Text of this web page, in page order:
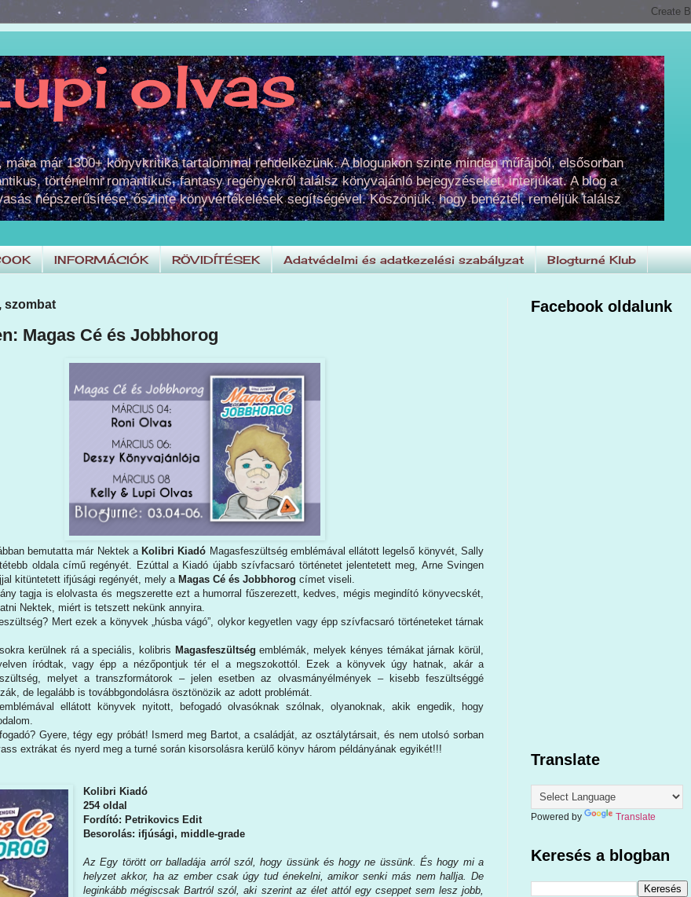
olvas
már 1300+ könyvkritika tartalommal rendelkezünk. A blogunkon szinte minden műfajból, elsősorban
történelmi romantikus, fantasy regényekről találsz könyvajánló bejegyzéseket, interjúkat. A blog a
népszerűsítése, őszinte könyvértékelések segítségével. Köszönjük, hogy benéztél, reméljük találsz
INFORMÁCIÓK RÖVIDÍTÉSEK Adatvédelmi és adatkezelési szabályzat Blogturné Klub
szombat
Magas Cé és Jobbhorog
bemutatta már Nektek a Kolibri Kiadó Magasfeszültség emblémával ellátott legelső könyvét, Sally
oldala című regényét. Ezúttal a Kiadó újabb szívfacsaró történetet jelentetett meg, Arne Svingen
kitüntetett ifjúsági regényét, mely a Magas Cé és Jobbhorog címet viseli.
tagja is elolvasta és megszerette ezt a humorral fűszerezett, kedves, mégis megindító könyvecskét,
Nektek, miért is tetszett nekünk annyira.
Mert ezek a könyvek „húsba vágó”, olykor kegyetlen vagy épp szívfacsaró történeteket tárnak
kerülnek rá a speciális, kolibris Magasfeszültség emblémák, melyek kényes témákat járnak körül,
íródtak, vagy épp a nézőpontjuk tér el a megszokottól. Ezek a könyvek úgy hatnak, akár a
melyet a transzformátorok – jelen esetben az olvasmányélmények – kisebb feszültséggé
de legalább is továbbgondolásra ösztönözik az adott problémát.
ellátott könyvek nyitott, befogadó olvasóknak szólnak, olyanoknak, akik engedik, hogy
Gyere, tégy egy próbát! Ismerd meg Bartot, a családját, az osztálytársait, és nem utolsó sorban
extrákat és nyerd meg a turné során kisorsolásra kerülő könyv három példányának egyikét!!!
Kolibri Kiadó
254 oldal
Fordító: Petrikovics Edit
Besorolás: ifjúsági, middle-grade
Az Egy törött orr balladája arról szól, hogy üssünk és hogy ne üssünk. És hogy mi a
helyzet akkor, ha az ember csak úgy tud énekelni, amikor senki más nem hallja. De
leginkább mégiscsak Bartról szól, aki szerint az élet attól egy cseppet sem lesz jobb,
Facebook oldalunk
Translate
Powered by Translate
Keresés a blogban